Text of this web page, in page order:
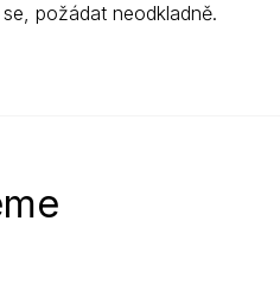
požádat neodkladně.